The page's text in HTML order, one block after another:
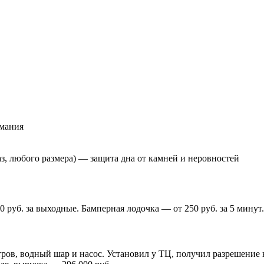
любого размера) — защита дна от камней и неровностей
за выходные. Бамперная лодочка — от 250 руб. за 5
водный шар и насос. Установил у ТЦ, получил разрешение